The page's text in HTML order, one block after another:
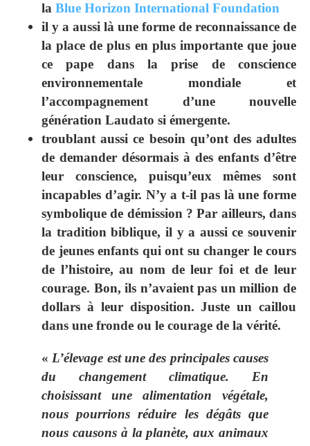
la Blue Horizon International Foundation
il y a aussi là une forme de reconnaissance de
la place de plus en plus importante que joue
ce pape dans la prise de conscience
environnementale mondiale et
l’accompagnement d’une nouvelle
génération Laudato si émergente.
troublant aussi ce besoin qu’ont des adultes
de demander désormais à des enfants d’être
leur conscience, puisqu’eux mêmes sont
incapables d’agir. N’y a t-il pas là une forme
symbolique de démission ? Par ailleurs, dans
la tradition biblique, il y a aussi ce souvenir
de jeunes enfants qui ont su changer le cours
de l’histoire, au nom de leur foi et de leur
courage. Bon, ils n’avaient pas un million de
dollars à leur disposition. Juste un caillou
dans une fronde ou le courage de la vérité.
« L’élevage est une des principales causes
du changement climatique. En
choisissant une alimentation végétale,
nous pourrions réduire les dégâts que
nous causons à la planète, aux animaux